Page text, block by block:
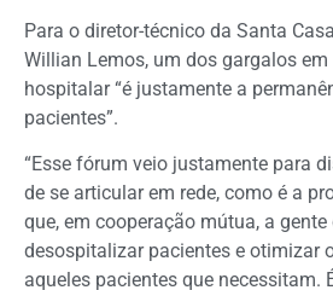
Para o diretor-técnico da Santa
Willian Lemos, um dos gargalos
hospitalar “é justamente a
pacientes”.
“Esse fórum veio justamente para
de se articular em rede, como é a
que, em cooperação mútua, a gente
desospitalizar pacientes e otimizar
aqueles pacientes que necessitam.